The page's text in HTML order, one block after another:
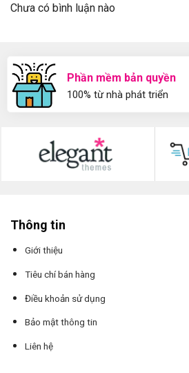
Chưa có bình luận nào
Phần mềm bản quyền
100% từ nhà phát triển
Thông tin
Giới thiệu
Tiêu chí bán hàng
Điều khoản sử dụng
Bảo mật thông tin
Liên hệ